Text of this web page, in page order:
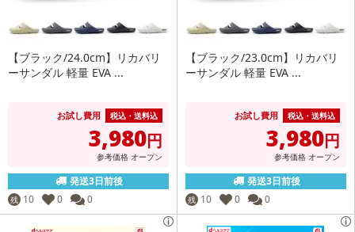
【ブラック/24.0cm】リカバリ
ーサンダル 軽量 EVA ...
お試し費用 税込・送料込
3,980円
参考価格 オープン
発送3日前後
残 10 0 0
【ブラック/23.0cm】リカバリ
ーサンダル 軽量 EVA ...
お試し費用 税込・送料込
3,980円
参考価格 オープン
発送3日前後
残 10 0 0